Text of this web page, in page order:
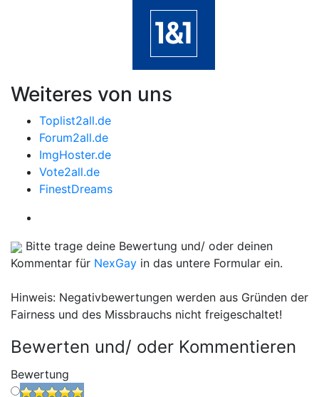
Weiteres von uns
Toplist2all.de
Forum2all.de
ImgHoster.de
Vote2all.de
FinestDreams
Bitte trage deine Bewertung und/ oder deinen
Kommentar für NexGay in das untere Formular ein.
Hinweis: Negativbewertungen werden aus Gründen der
Fairness und des Missbrauchs nicht freigeschaltet!
Bewerten und/ oder Kommentieren
Bewertung